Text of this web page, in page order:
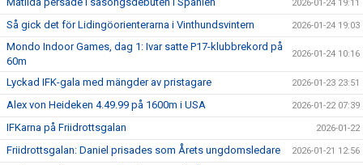
2026-01-24 19:11
Så gick det för Lidingöorienterarna i Vinthundsvintern 2026-01-24 19:03
Mondo Indoor Games, dag 1: Ivar satte P17-klubbrekord på
60m
2026-01-24 10:16
Lyckad IFK-gala med mängder av pristagare 2026-01-23 23:51
Alex von Heideken 4.49.99 på 1600m i USA 2026-01-22 07:39
IFKarna på Friidrottsgalan 2026-01-22
Friidrottsgalan: Daniel prisades som Årets ungdomsledare 2026-01-21 12:56